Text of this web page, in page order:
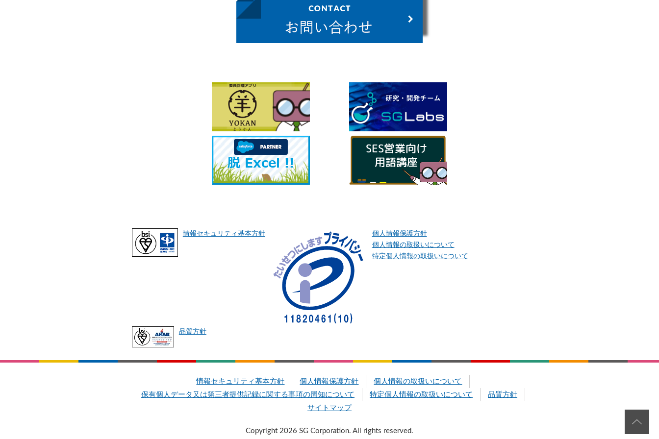
情報セキュリティ基本方針
個人情報保護方針
個人情報の取扱いについて
特定個人情報の取扱いについて
品質方針
情報セキュリティ基本方針 個人情報保護方針
個人情報の取扱いについて
保有個人データ又は第三者提供記録に関する事項の周知について
特定個人情報の取扱いについて
品質方針
サイトマップ
Copyright 2026 SG Corporation. All rights reserved.